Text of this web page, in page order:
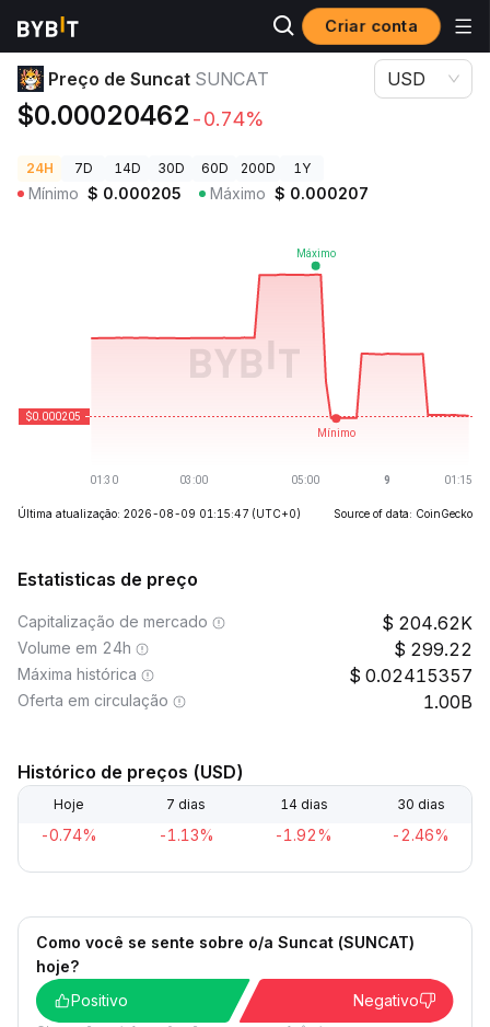
Criar conta
Preços de Criptomoedas Preço de Suncat SUNCAT
Preço de Suncat SUNCAT
$0.00020462 -0.74%
USD
24H 7D 14D 30D 60D 200D 1Y
Mínimo $ 0.000205 Máximo $ 0.000207
Última atualização: 2026-08-09 01:15:47 (UTC+0) Source of data: CoinGecko
Estatisticas de preço
Capitalização de mercado 204.62K
Volume em 24h 299.22
Máxima histórica 0.02415357
Oferta em circulação 1.00B
Histórico de preços (USD)
Hoje 7 dias 14 dias 30 dias
-0.74% -1.13% -1.92% -2.46%
Como você se sente sobre o/a Suncat (SUNCAT)
hoje?
Positivo
Negativo